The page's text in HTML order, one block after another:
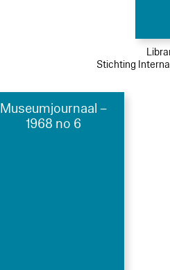
Stichting
Museumjournaal –
1968 no 6